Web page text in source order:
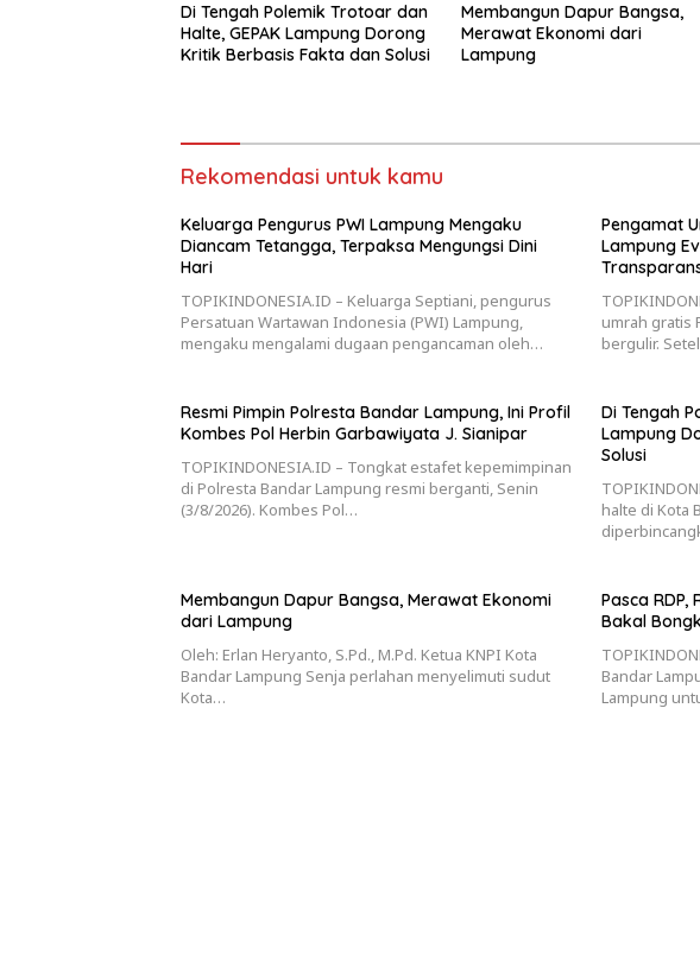
Di Tengah Polemik Trotoar dan
Halte, GEPAK Lampung Dorong
Kritik Berbasis Fakta dan Solusi
Membangun Dapur Bangsa,
Merawat Ekonomi dari
Lampung
Rekomendasi untuk kamu
Keluarga Pengurus PWI Lampung Mengaku
Diancam Tetangga, Terpaksa Mengungsi Dini
Hari
TOPIKINDONESIA.ID – Keluarga Septiani, pengurus
Persatuan Wartawan Indonesia (PWI) Lampung,
mengaku mengalami dugaan pengancaman oleh…
Pengamat
Lampung
umrah gratis
bergulir.
Resmi Pimpin Polresta Bandar Lampung, Ini Profil
Kombes Pol Herbin Garbawiyata J. Sianipar
TOPIKINDONESIA.ID – Tongkat estafet kepemimpinan
di Polresta Bandar Lampung resmi berganti, Senin
(3/8/2026). Kombes Pol…
Di Tengah
Lampung
Solusi
halte di Kota
Membangun Dapur Bangsa, Merawat Ekonomi
dari Lampung
Oleh: Erlan Heryanto, S.Pd., M.Pd. Ketua KNPI Kota
Bandar Lampung Senja perlahan menyelimuti sudut
Kota…
Pasca
Bakal
Bandar
Lampung